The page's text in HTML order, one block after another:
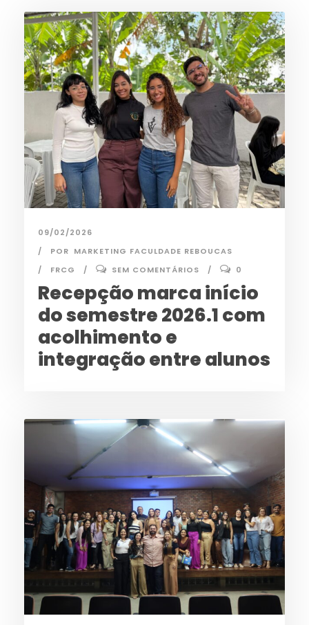
09/02/2026
POR MARKETING FACULDADE REBOUCAS
FRCG
SEM COMENTÁRIOS 0
Recepção marca início
do semestre 2026.1 com
acolhimento e
integração entre alunos